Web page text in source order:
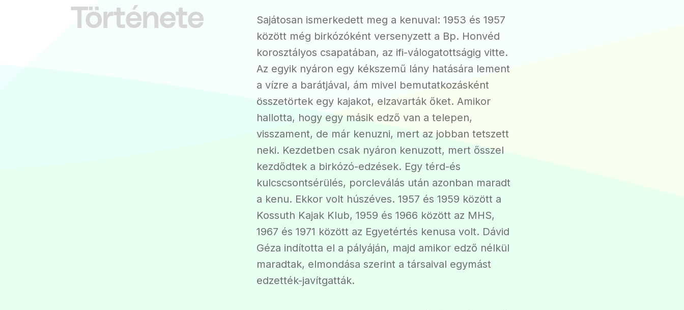
Története
Sajátosan ismerkedett meg a kenuval: 1953 és 1957
között még birkózóként versenyzett a Bp. Honvéd
korosztályos csapatában, az ifi-válogatottságig vitte.
Az egyik nyáron egy kékszemű lány hatására lement
a vízre a barátjával, ám mivel bemutatkozásként
összetörtek egy kajakot, elzavarták őket. Amikor
hallotta, hogy egy másik edző van a telepen,
visszament, de már kenuzni, mert az jobban tetszett
neki. Kezdetben csak nyáron kenuzott, mert ősszel
kezdődtek a birkózó-edzések. Egy térd-és
kulcscsontsérülés, porcleválás után azonban maradt
a kenu. Ekkor volt húszéves. 1957 és 1959 között a
Kossuth Kajak Klub, 1959 és 1966 között az MHS,
1967 és 1971 között az Egyetértés kenusa volt. Dávid
Géza indította el a pályáján, majd amikor edző nélkül
maradtak, elmondása szerint a társaival egymást
edzették-javítgatták.